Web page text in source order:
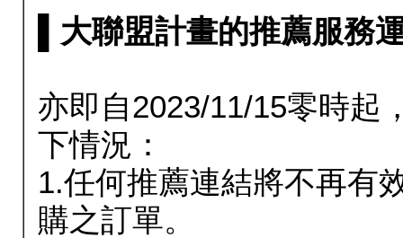
▌大聯盟計畫的推薦服務
亦即自2023/11/15零時起
下情況：
1.任何推薦連結將不再有
購之訂單。